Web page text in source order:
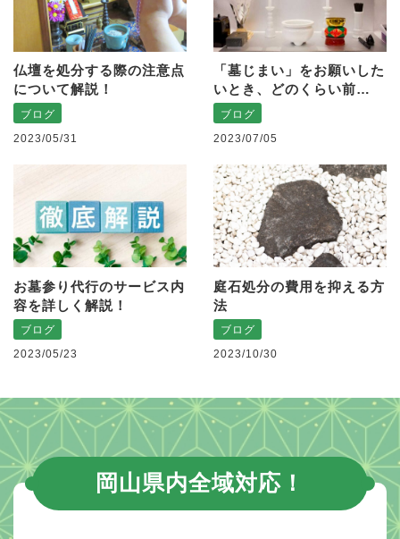
仏壇を処分する際の注意点
について解説！
ブログ
2023/05/31
「墓じまい」をお願いした
いとき、どのくらい前…
ブログ
2023/07/05
お墓参り代行のサービス内
容を詳しく解説！
ブログ
2023/05/23
庭石処分の費用を抑える方
法
ブログ
2023/10/30
岡山県内全域対応！